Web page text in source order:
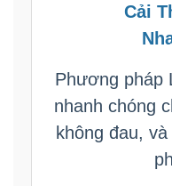
Cải
Phương pháp
nhanh chóng
không đau,